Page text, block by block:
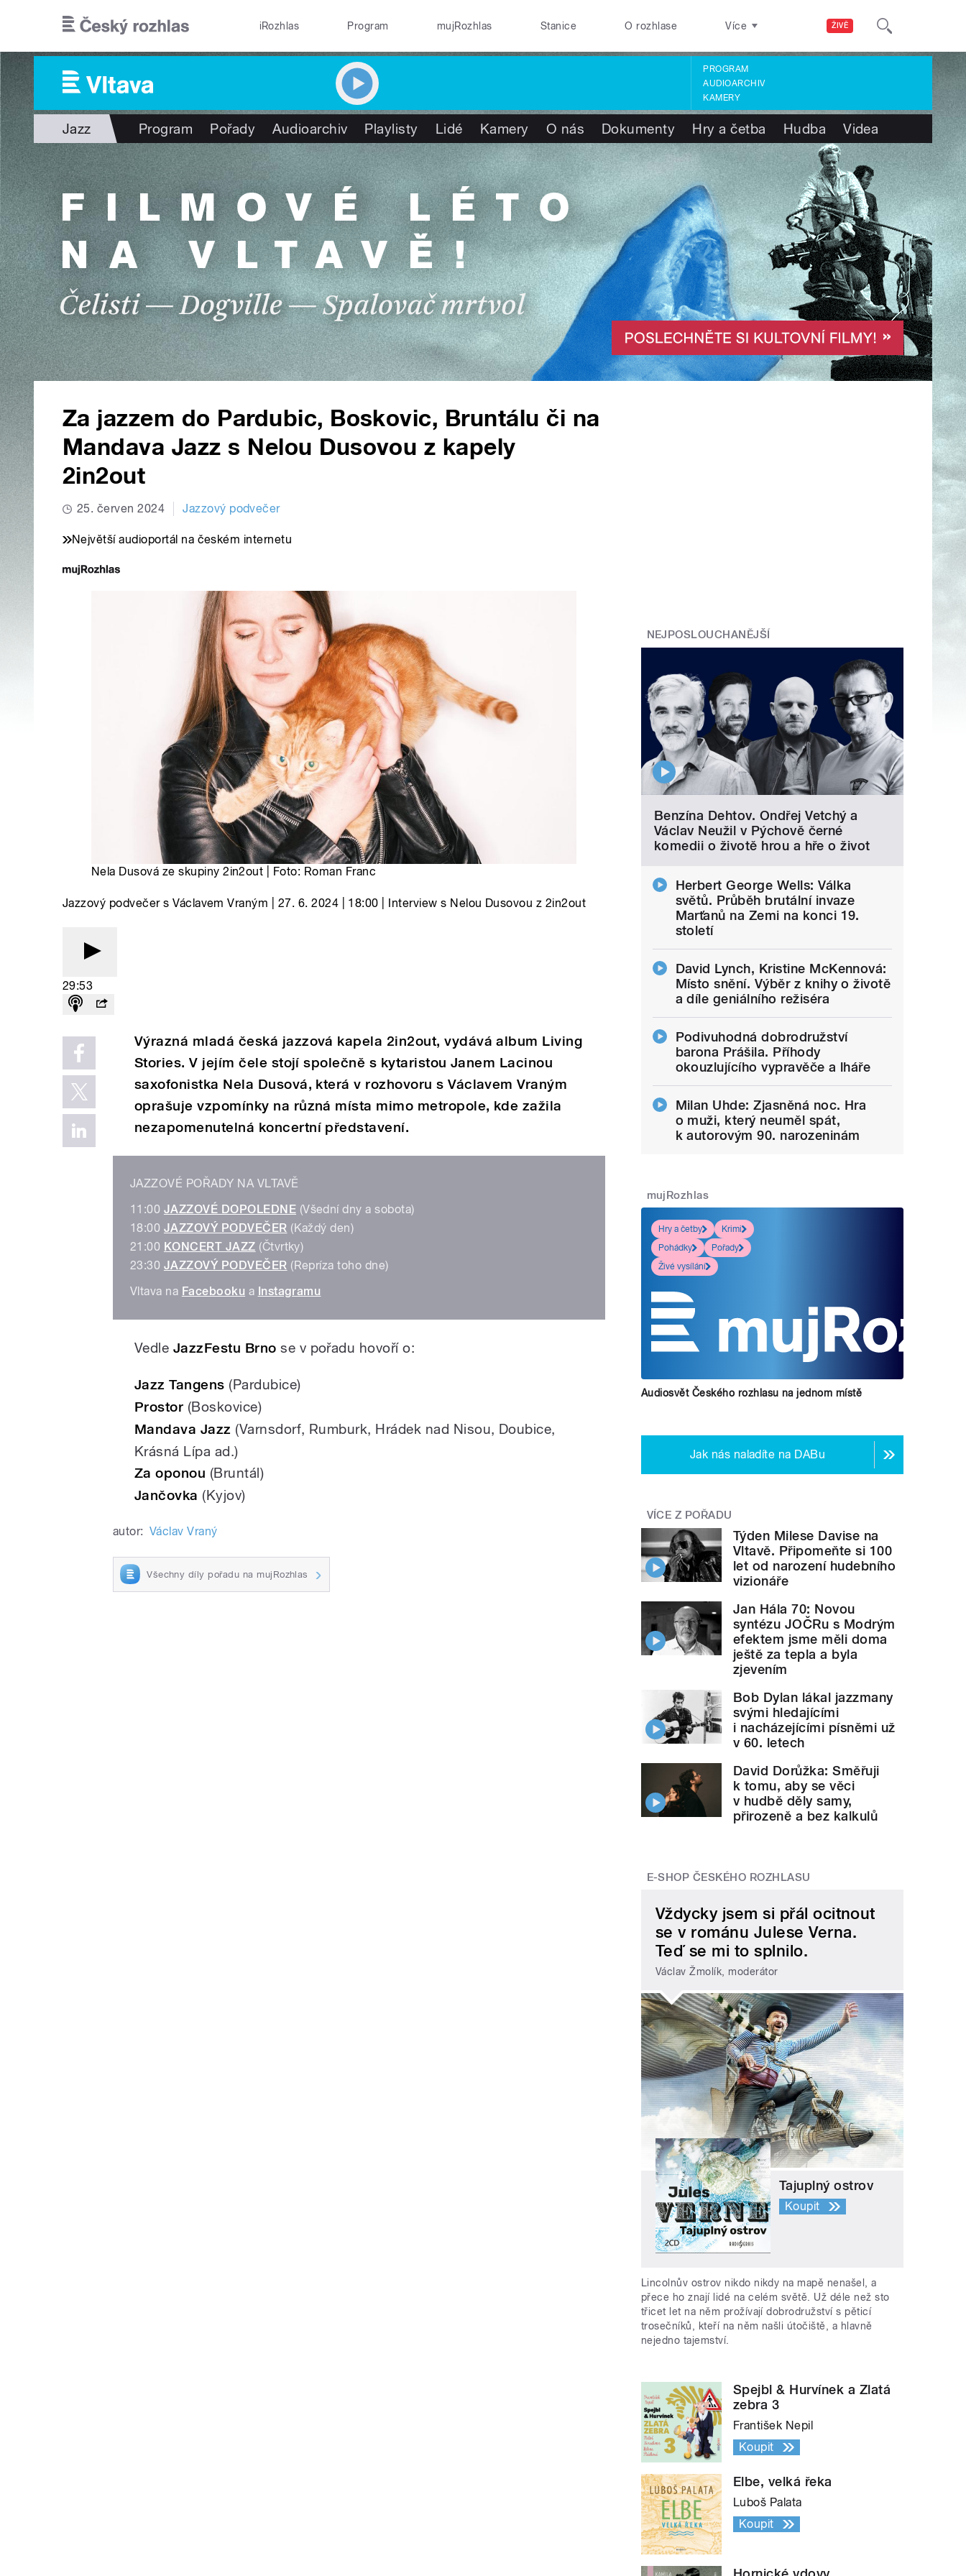
ŽIVĚ
iRozhlas Program mujRozhlas Stanice O rozhlase Více
PROGRAM
AUDIOARCHIV
KAMERY
Jazz Program Pořady Audioarchiv Playlisty Lidé Kamery O nás Dokumenty Hry a četba Hudba Videa
Za jazzem do Pardubic, Boskovic, Bruntálu či na
Mandava Jazz s Nelou Dusovou z kapely
2in2out
25. červen 2024 Jazzový podvečer
Největší audioportál na českém internetu
Nela Dusová ze skupiny 2in2out | Foto: Roman Franc
Jazzový podvečer s Václavem Vraným | 27. 6. 2024 | 18:00 | Interview s Nelou Dusovou z 2in2out
29:53
Výrazná mladá česká jazzová kapela 2in2out, vydává album Living
Stories. V jejím čele stojí společně s kytaristou Janem Lacinou
saxofonistka Nela Dusová, která v rozhovoru s Václavem Vraným
oprašuje vzpomínky na různá místa mimo metropole, kde zažila
nezapomenutelná koncertní představení.
JAZZOVÉ POŘADY NA VLTAVĚ
11:00 JAZZOVÉ DOPOLEDNE (Všední dny a sobota)
18:00 JAZZOVÝ PODVEČER (Každý den)
21:00 KONCERT JAZZ (Čtvrtky)
23:30 JAZZOVÝ PODVEČER (Repríza toho dne)
Vltava na Facebooku a Instagramu
Vedle JazzFestu Brno se v pořadu hovoří o:
Jazz Tangens (Pardubice)
Prostor (Boskovice)
Mandava Jazz (Varnsdorf, Rumburk, Hrádek nad Nisou, Doubice,
Krásná Lípa ad.)
Za oponou (Bruntál)
Jančovka (Kyjov)
autor: Václav Vraný
Všechny díly pořadu na mujRozhlas
NEJPOSLOUCHANĚJŠÍ
Benzína Dehtov. Ondřej Vetchý a
Václav Neužil v Pýchově černé
komedii o životě hrou a hře o život
Herbert George Wells: Válka
světů. Průběh brutální invaze
Marťanů na Zemi na konci 19.
století
David Lynch, Kristine McKennová:
Místo snění. Výběr z knihy o životě
a díle geniálního režiséra
Podivuhodná dobrodružství
barona Prášila. Příhody
okouzlujícího vypravěče a lháře
Milan Uhde: Zjasněná noc. Hra
o muži, který neuměl spát,
k autorovým 90. narozeninám
mujRozhlas
Hry a četby
Krimi
Pohádky
Pořady
Živé vysílání
Audiosvět Českého rozhlasu na jednom místě
Jak nás naladíte na DABu
VÍCE Z POŘADU
Týden Milese Davise na
Vltavě. Připomeňte si 100
let od narození hudebního
vizionáře
Jan Hála 70: Novou
syntézu JOČRu s Modrým
efektem jsme měli doma
ještě za tepla a byla
zjevením
Bob Dylan lákal jazzmany
svými hledajícími
i nacházejícími písněmi už
v 60. letech
David Dorůžka: Směřuji
k tomu, aby se věci
v hudbě děly samy,
přirozeně a bez kalkulů
E-SHOP ČESKÉHO ROZHLASU
Vždycky jsem si přál ocitnout
se v románu Julese Verna.
Teď se mi to splnilo.
Václav Žmolík, moderátor
Tajuplný ostrov
Koupit
Lincolnův ostrov nikdo nikdy na mapě nenašel, a
přece ho znají lidé na celém světě. Už déle než sto
třicet let na něm prožívají dobrodružství s pěticí
trosečníků, kteří na něm našli útočiště, a hlavně
nejedno tajemství.
Spejbl & Hurvínek a Zlatá
zebra 3
František Nepil
Koupit
Elbe, velká řeka
Luboš Palata
Koupit